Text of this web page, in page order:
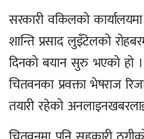
सरकारी वकिलको कार्यालयमा
शान्ति प्रसाद लुइँटेलको
दिनको बयान सुरु भएको हो ।
चितवनका प्रवक्ता भेषराज
तयारी रहेको